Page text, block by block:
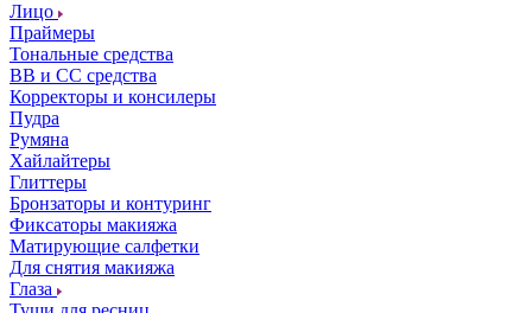
Лицо
Праймеры
Тональные средства
ВВ и СС средства
Корректоры и консилеры
Пудра
Румяна
Хайлайтеры
Глиттеры
Бронзаторы и контуринг
Фиксаторы макияжа
Матирующие салфетки
Для снятия макияжа
Глаза